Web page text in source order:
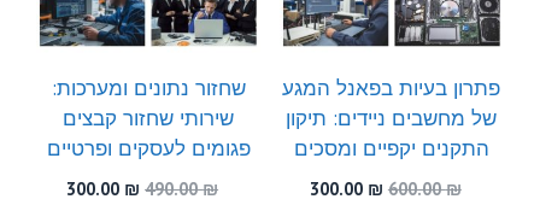
פתרון בעיות בפאנל המגע
של מחשבים ניידים: תיקון
התקנים יקפיים ומסכים
600.00₪
המחיר
300.00 ₪
שחזור נתונים ומערכות:
שירותי שחזור קבצים
פגומים לעסקים ופרטיים
490.00₪
המחיר
300.00 ₪
המחיר